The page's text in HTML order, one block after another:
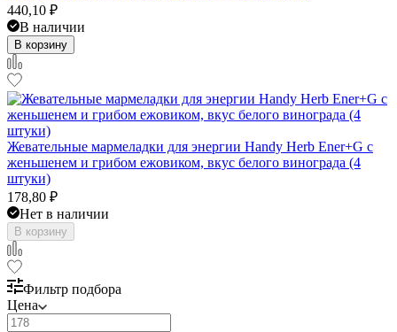
440,10 ₽
В наличии
В корзину
Жевательные мармеладки для энергии Handy Herb Ener+G с
женьшенем и грибом ежовиком, вкус белого винограда (4
штуки)
178,80 ₽
Нет в наличии
В корзину
Фильтр подбора
Цена